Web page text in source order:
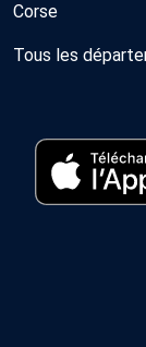
Corse
Tous les